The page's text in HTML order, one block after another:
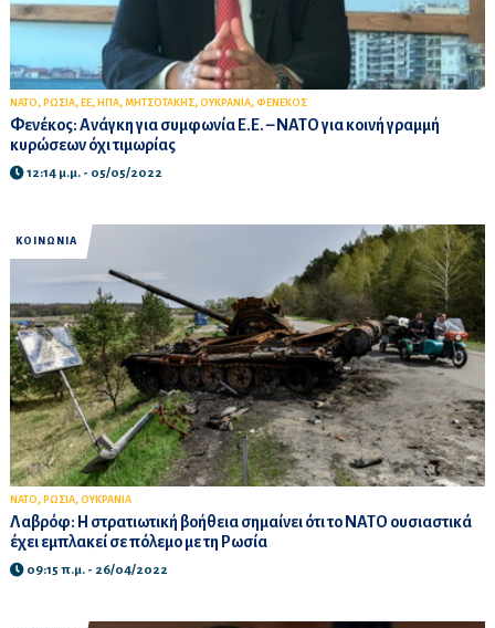
ΝΑΤΟ, ΡΩΣΙΑ, ΕΕ, ΗΠΑ, ΜΗΤΣΟΤΑΚΗΣ, ΟΥΚΡΑΝΙΑ, ΦΕΝΕΚΟΣ
Φενέκος: Ανάγκη για συμφωνία Ε.Ε. – ΝΑΤΟ για κοινή γραμμή
κυρώσεων όχι τιμωρίας
12:14 μ.μ. - 05/05/2022
ΚΟΙΝΩΝΙΑ
ΝΑΤΟ, ΡΩΣΙΑ, ΟΥΚΡΑΝΙΑ
Λαβρόφ: Η στρατιωτική βοήθεια σημαίνει ότι το ΝΑΤΟ ουσιαστικά
έχει εμπλακεί σε πόλεμο με τη Ρωσία
09:15 π.μ. - 26/04/2022